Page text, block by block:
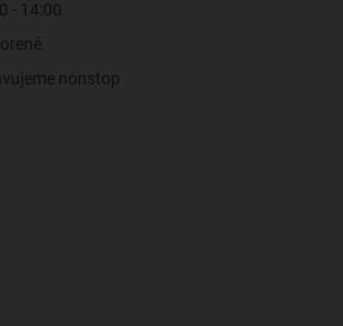
- 14:00
nonstop